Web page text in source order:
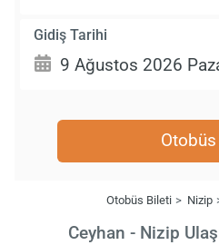
Gidiş Tarihi
Otobüs Bileti Nizip
Ceyhan - Nizip